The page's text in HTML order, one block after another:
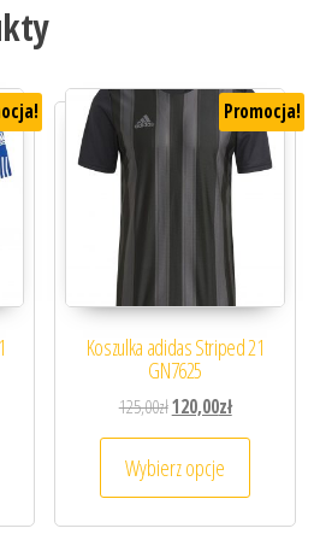
78,00zł.
cena wynosi: 75,00zł.
produkt ma wiele wariantów. Opcje
Promocja!
Koszulka adidas Striped 21
GN7625
125,00złPierwotna cena
120,00złAktualna
Wybierz opcje
Ten